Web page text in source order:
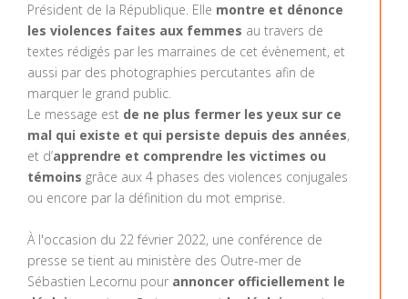
Président de la République. Elle montre et dénonce
les violences faites aux femmes au travers de
textes rédigés par les marraines de cet évènement, et
aussi par des photographies percutantes afin de
marquer le grand public.
Le message est de ne plus fermer les yeux sur ce
mal qui existe et qui persiste depuis des années,
et d’apprendre et comprendre les victimes ou
témoins grâce aux 4 phases des violences conjugales
ou encore par la définition du mot emprise.
À l'occasion du 22 février 2022, une conférence de
presse se tient au ministère des Outre-mer de
Sébastien Lecornu pour annoncer officiellement le